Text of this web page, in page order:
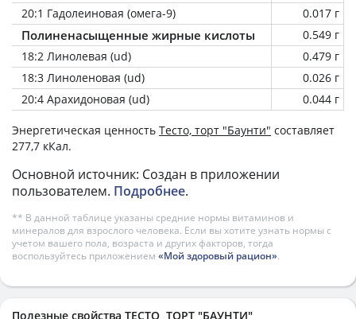
20:1 Гадолеиновая (омега-9)
0.017 г
Полиненасыщенные жирные кислоты
0.549 г
18:2 Линолевая (ud)
0.479 г
18:3 Линоленовая (ud)
0.026 г
20:4 Арахидоновая (ud)
0.044 г
Энергетическая ценность Тесто, торт "Баунти" составляет
277,7 кКал.
Основной источник: Создан в приложении
пользователем. Подробнее.
** В данной таблице указаны средние нормы витаминов и
минералов для взрослого человека. Если вы хотите узнать нормы с
учетом вашего пола, возраста и других факторов, тогда
воспользуйтесь приложением «Мой здоровый рацион».
Полезные свойства ТЕСТО, ТОРТ "БАУНТИ"